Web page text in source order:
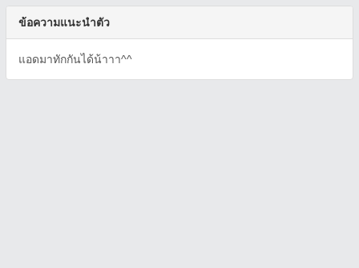
ข้อความแนะนำตัว
แอดมาทักกันได้น้าาา^^